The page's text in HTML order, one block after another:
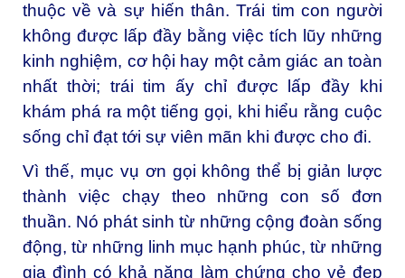
thuộc về và sự hiến thân. Trái tim con người
không được lấp đầy bằng việc tích lũy những
kinh nghiệm, cơ hội hay một cảm giác an toàn
nhất thời; trái tim ấy chỉ được lấp đầy khi
khám phá ra một tiếng gọi, khi hiểu rằng cuộc
sống chỉ đạt tới sự viên mãn khi được cho đi.
Vì thế, mục vụ ơn gọi không thể bị giản lược
thành việc chạy theo những con số đơn
thuần. Nó phát sinh từ những cộng đoàn sống
động, từ những linh mục hạnh phúc, từ những
gia đình có khả năng làm chứng cho vẻ đẹp